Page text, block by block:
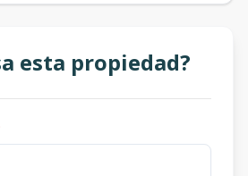
esta propiedad?